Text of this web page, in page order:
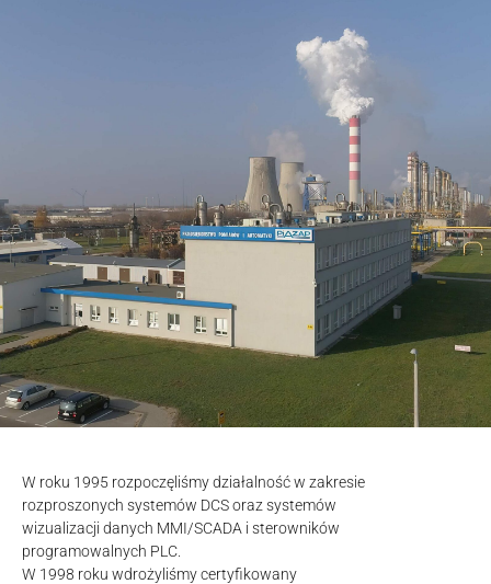
W roku 1995 rozpoczęliśmy działalność w zakresie
rozproszonych systemów DCS oraz systemów
wizualizacji danych MMI/SCADA i sterowników
programowalnych PLC.
W 1998 roku wdrożyliśmy certyfikowany